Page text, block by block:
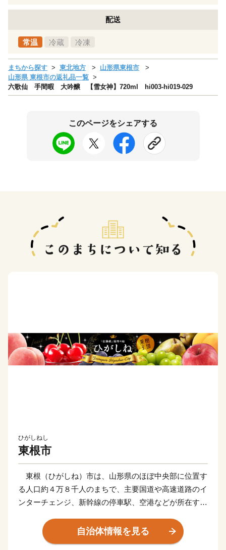
配送
常温 冷蔵 冷凍
まちから探す 東北地方
山形県東根市
山形県 東根市の返礼品一覧
六歌仙 手間暇 大吟醸 【雪女神】720ml hi003-hi019-029
このページをシェアする
ひがしねし
東根市
東根（ひがしね）市は、山形県のほぼ中央部に位置す
る人口約４万８千人のまちで、主要国道や高速道路のイ
ンターチェンジ、新幹線の停車駅、空港などが所在する
山形県を代表する果物である「さくらんぼ」の生産量
は、東根市が日本一であり、さくらんぼの王様「佐藤
自治体情報を見る